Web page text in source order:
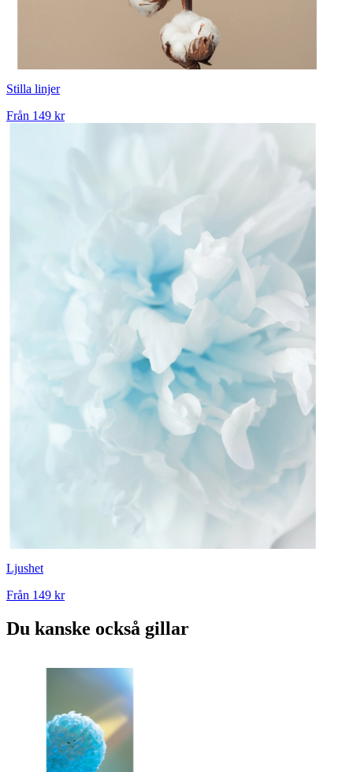
Stilla linjer
Från 149 kr
Ljushet
Från 149 kr
Du kanske också gillar